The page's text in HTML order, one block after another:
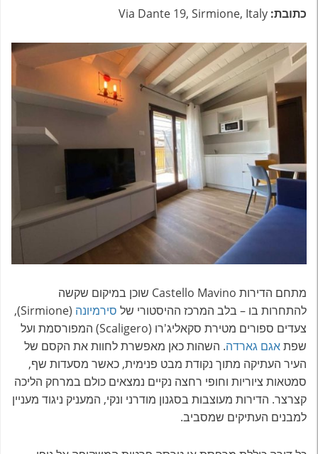
כתובת:
מתחם הדירות Castello Mavino שוכן במיקום שקשה
להתחרות בו – בלב המרכז ההיסטורי של סירמיונה
(Sirmione),
צעדים ספורים מטירת סקאליג'רו (Scaligero) המפורסמת ועל
שפתאגם גארדה. השהות כאן מאפשרת לחוות את הקסם של
העיר העתיקה מתוך נקודת מבט פנימית, כאשר מסעדות שף,
סמטאות ציוריות וחופי רחצה נקיים נמצאים כולם במרחק הליכה
קצרצר. הדירות מעוצבות בסגנון מודרני ונקי, המעניק ניגוד מעניין
למבנים העתיקים שמסביב.